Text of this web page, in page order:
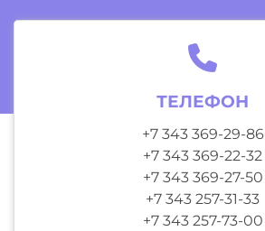
ТЕЛЕФОН
+7 343 369-29-86
+7 343 369-22-32
+7 343 369-27-50
+7 343 257-31-33
+7 343 257-73-00